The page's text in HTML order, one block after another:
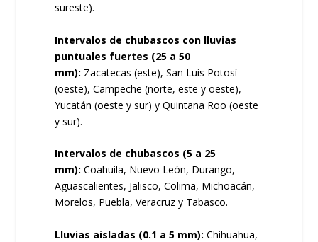
sureste).
Intervalos de chubascos con lluvias
puntuales fuertes (25 a 50
mm): Zacatecas (este), San Luis Potosí
(oeste), Campeche (norte, este y oeste),
Yucatán (oeste y sur) y Quintana Roo (oeste
y sur).
Intervalos de chubascos (5 a 25
mm): Coahuila, Nuevo León, Durango,
Aguascalientes, Jalisco, Colima, Michoacán,
Morelos, Puebla, Veracruz y Tabasco.
Lluvias aisladas (0.1 a 5 mm): Chihuahua,